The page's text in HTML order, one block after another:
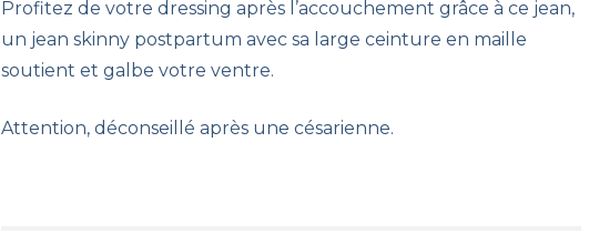
Profitez de votre dressing après l’accouchement grâce à ce jean,
un jean skinny postpartum avec sa large ceinture en maille
soutient et galbe votre ventre.
Attention, déconseillé après une césarienne.